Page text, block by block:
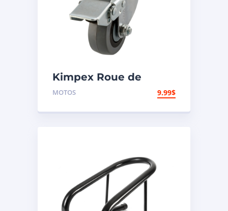
Kimpex Roue de
transport pour chariot
MOTOS 9.99$